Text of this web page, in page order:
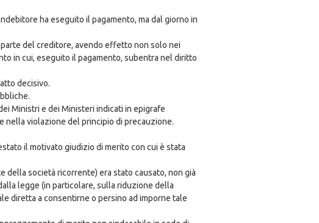
ha eseguito il pagamento, ma dal giorno in
parte del creditore, avendo effetto non solo nei
in cui, eseguito il pagamento, subentra nel diritto
decisivo.
Ministri e dei Ministeri indicati in epigrafe
nella violazione del principio di precauzione.
il motivato giudizio di merito con cui è stata
società ricorrente) era stato causato, non già
legge (in particolare, sulla riduzione della
diretta a consentirne o persino ad imporne tale